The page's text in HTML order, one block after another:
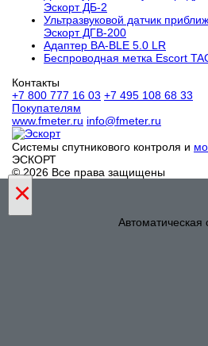
Эскорт ДБ-2
Ультразвуковой датчик
Эскорт ДГВ-200
Aдаптер BA-BLE 5.0 LR
Беспроводная метка Escort
Контакты
+7 800 777 16 03 +7 495 108 68 33
Покупателям
www.fmeter.ru info@fmeter.ru
Системы спутникового контроля и
ЭСКОРТ
© 2026 Все права защищены
×
Автоматическая